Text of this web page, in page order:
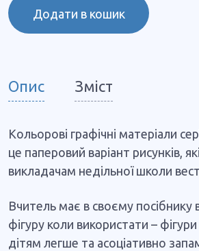
Додати в кошик
Опис Зміст
Кольорові графічні матеріали
це паперовий варіант рисунків,
викладачам недільної школи
Вчитель має в своєму посібнику
фігуру коли використати –
дітям легше та асоціативно